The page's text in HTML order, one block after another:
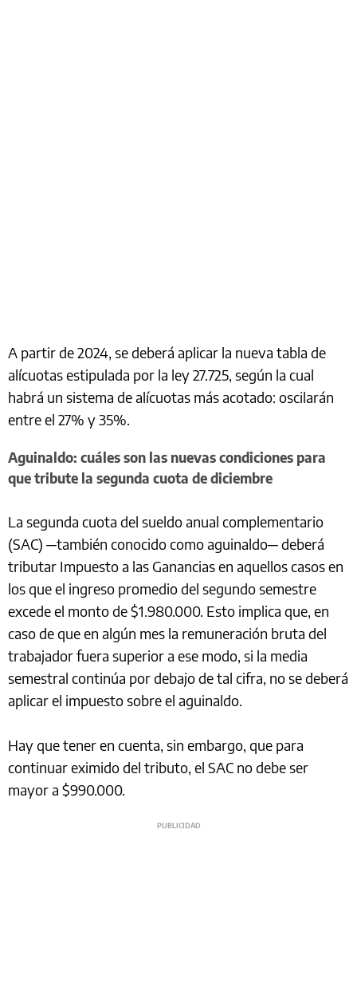
A partir de 2024, se deberá aplicar la nueva tabla de
alícuotas estipulada por la ley 27.725, según la cual
habrá un sistema de alícuotas más acotado: oscilarán
entre el 27% y 35%.
Aguinaldo: cuáles son las nuevas condiciones para
que tribute la segunda cuota de diciembre
La segunda cuota del sueldo anual complementario
(SAC) ─también conocido como aguinaldo─ deberá
tributar Impuesto a las Ganancias en aquellos casos en
los que el ingreso promedio del segundo semestre
excede el monto de $1.980.000. Esto implica que, en
caso de que en algún mes la remuneración bruta del
trabajador fuera superior a ese modo, si la media
semestral continúa por debajo de tal cifra, no se deberá
aplicar el impuesto sobre el aguinaldo.
Hay que tener en cuenta, sin embargo, que para
continuar eximido del tributo, el SAC no debe ser
mayor a $990.000.